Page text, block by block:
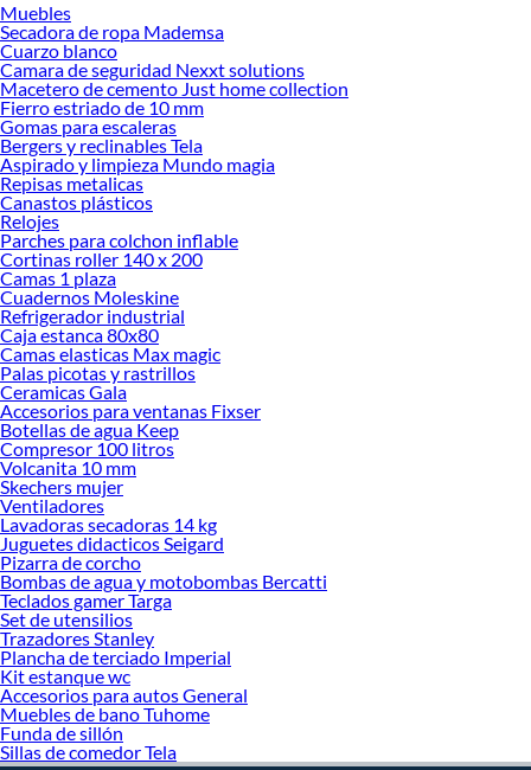
Muebles
Secadora de ropa Mademsa
Cuarzo blanco
Camara de seguridad Nexxt solutions
Macetero de cemento Just home collection
Fierro estriado de 10 mm
Gomas para escaleras
Bergers y reclinables Tela
Aspirado y limpieza Mundo magia
Repisas metalicas
Canastos plásticos
Relojes
Parches para colchon inflable
Cortinas roller 140 x 200
Camas 1 plaza
Cuadernos Moleskine
Refrigerador industrial
Caja estanca 80x80
Camas elasticas Max magic
Palas picotas y rastrillos
Ceramicas Gala
Accesorios para ventanas Fixser
Botellas de agua Keep
Compresor 100 litros
Volcanita 10 mm
Skechers mujer
Ventiladores
Lavadoras secadoras 14 kg
Juguetes didacticos Seigard
Pizarra de corcho
Bombas de agua y motobombas Bercatti
Teclados gamer Targa
Set de utensilios
Trazadores Stanley
Plancha de terciado Imperial
Kit estanque wc
Accesorios para autos General
Muebles de bano Tuhome
Funda de sillón
Sillas de comedor Tela